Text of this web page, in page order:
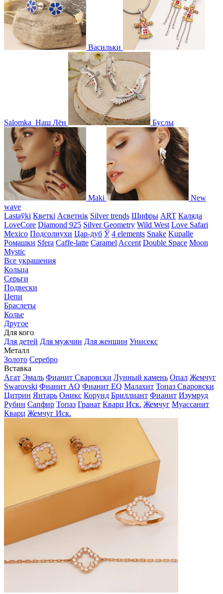
Васильки
Salomka Наш Лён Буслы
Maki
New
wave
Lastaўki Кветкі Асветнiк Silver trends Шифры ART Каляда
LoveCore Diamond 925 Silver Geometry Wild West Love Safari
Mexico Подсолнухи Цар-дуб Ў 4 elements Snake Kupalle
Ромашки Sfera Caffe-latte Caramel Accent Double Space Moon
Mystic
Все украшения
Кольца
Серьги
Подвески
Цепи
Браслеты
Колье
Другое
Для кого
Для детей Для мужчин Для женщин Унисекс
Металл
Золото Серебро
Вставка
Агат Эмаль Фианит Сваровски Лунный камень Опал Жемчуг
Swarovski Фианит AQ Фианит EQ Малахит Топаз Сваровски
Цитрин Янтарь Оникс Корунд Бриллиант Фианит Изумруд
Рубин Сапфир Топаз Гранат Кварц Иск. Жемчуг Муассанит
Кварц Жемчуг Иск.